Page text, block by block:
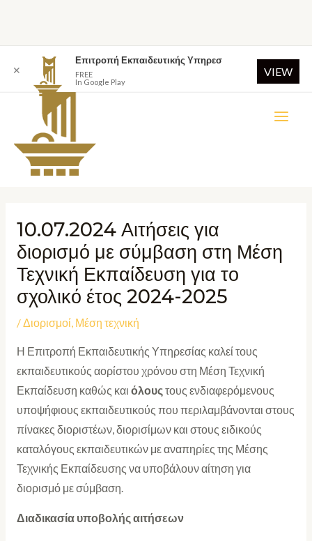
10.07.2024 Αιτήσεις για
διορισμό με σύμβαση στη Μέση
Τεχνική Εκπαίδευση για το
σχολικό έτος 2024-2025
/Διορισμοί, Μέση τεχνική
Η Επιτροπή Εκπαιδευτικής Υπηρεσίας καλεί τους
εκπαιδευτικούς αορίστου χρόνου στη Μέση Τεχνική
Εκπαίδευση καθώς και όλουςτους ενδιαφερόμενους
υποψήφιους εκπαιδευτικούς που περιλαμβάνονται στους
πίνακες διοριστέων, διορισίμων και στους ειδικούς
καταλόγους εκπαιδευτικών με αναπηρίες της Μέσης
Τεχνικής Εκπαίδευσης να υποβάλουν αίτηση για
διορισμό με σύμβαση.
Διαδικασία υποβολής αιτήσεων
✕
Επιτροπή Εκπαιδευτικής Υπηρεσ
FREE
In Google Play
VIEW